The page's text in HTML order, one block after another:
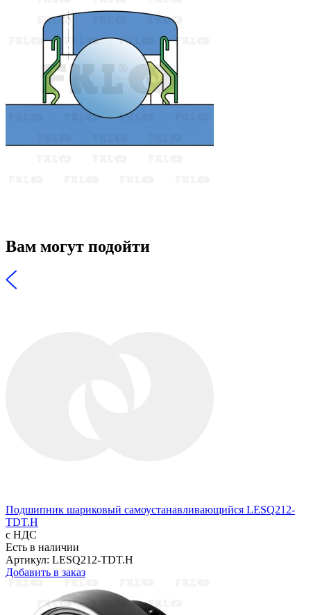
Вам могут подойти
Подшипник шариковый самоустанавливающийся LESQ212-
TDT.H
с НДС
Есть в наличии
Артикул: LESQ212-TDT.H
Добавить в заказ